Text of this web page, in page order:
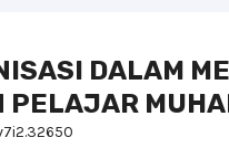
DALAM
PELAJAR